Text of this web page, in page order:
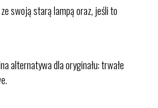
swoją starą lampą oraz, jeśli to
alternatywa dla oryginału: trwałe